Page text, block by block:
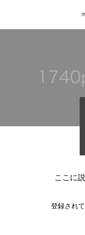
ここに
登録され